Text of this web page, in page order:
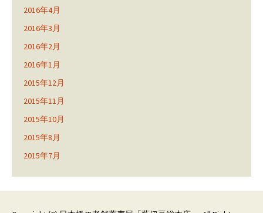
2016年4月
2016年3月
2016年2月
2016年1月
2015年12月
2015年11月
2015年10月
2015年8月
2015年7月